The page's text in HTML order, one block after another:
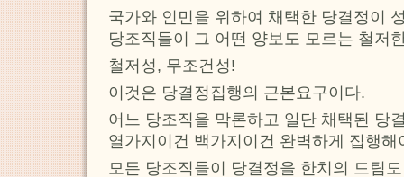
국가와 인민을 위하여 채택한 당결정이
당조직들이 그 어떤 양보도 모르는 철저
철저성, 무조건성!
이것은 당결정집행의 근본요구이다.
어느 당조직을 막론하고 일단 채택된 당
열가지이건 백가지이건 완벽하게 집행
모든 당조직들이 당결정을 한치의 드팀